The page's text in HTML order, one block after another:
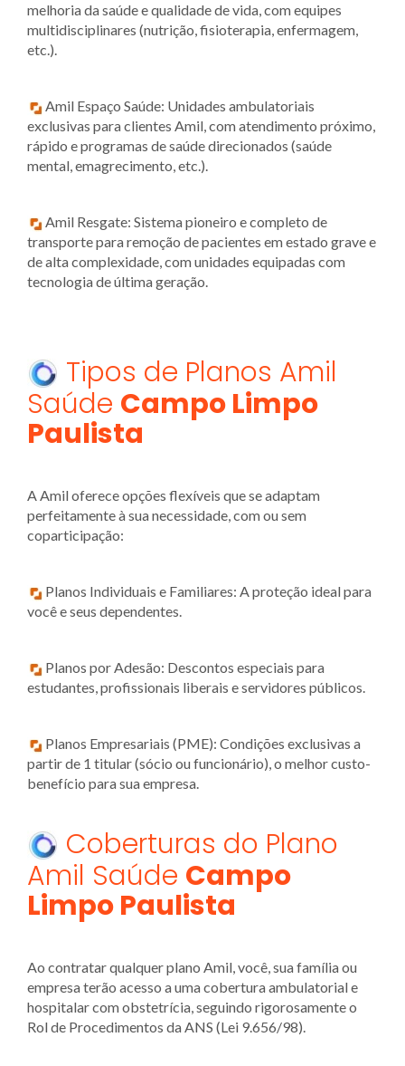
melhoria da saúde e qualidade de vida, com equipes
multidisciplinares (nutrição, fisioterapia, enfermagem,
etc.).
Amil Espaço Saúde: Unidades ambulatoriais
exclusivas para clientes Amil, com atendimento próximo,
rápido e programas de saúde direcionados (saúde
mental, emagrecimento, etc.).
Amil Resgate: Sistema pioneiro e completo de
transporte para remoção de pacientes em estado grave e
de alta complexidade, com unidades equipadas com
tecnologia de última geração.
Tipos de Planos Amil
Saúde Campo Limpo
Paulista
A Amil oferece opções flexíveis que se adaptam
perfeitamente à sua necessidade, com ou sem
coparticipação:
Planos Individuais e Familiares: A proteção ideal para
você e seus dependentes.
Planos por Adesão: Descontos especiais para
estudantes, profissionais liberais e servidores públicos.
Planos Empresariais (PME): Condições exclusivas a
partir de 1 titular (sócio ou funcionário), o melhor custo-
benefício para sua empresa.
Coberturas do Plano
Amil Saúde Campo
Limpo Paulista
Ao contratar qualquer plano Amil, você, sua família ou
empresa terão acesso a uma cobertura ambulatorial e
hospitalar com obstetrícia, seguindo rigorosamente o
Rol de Procedimentos da ANS (Lei 9.656/98).